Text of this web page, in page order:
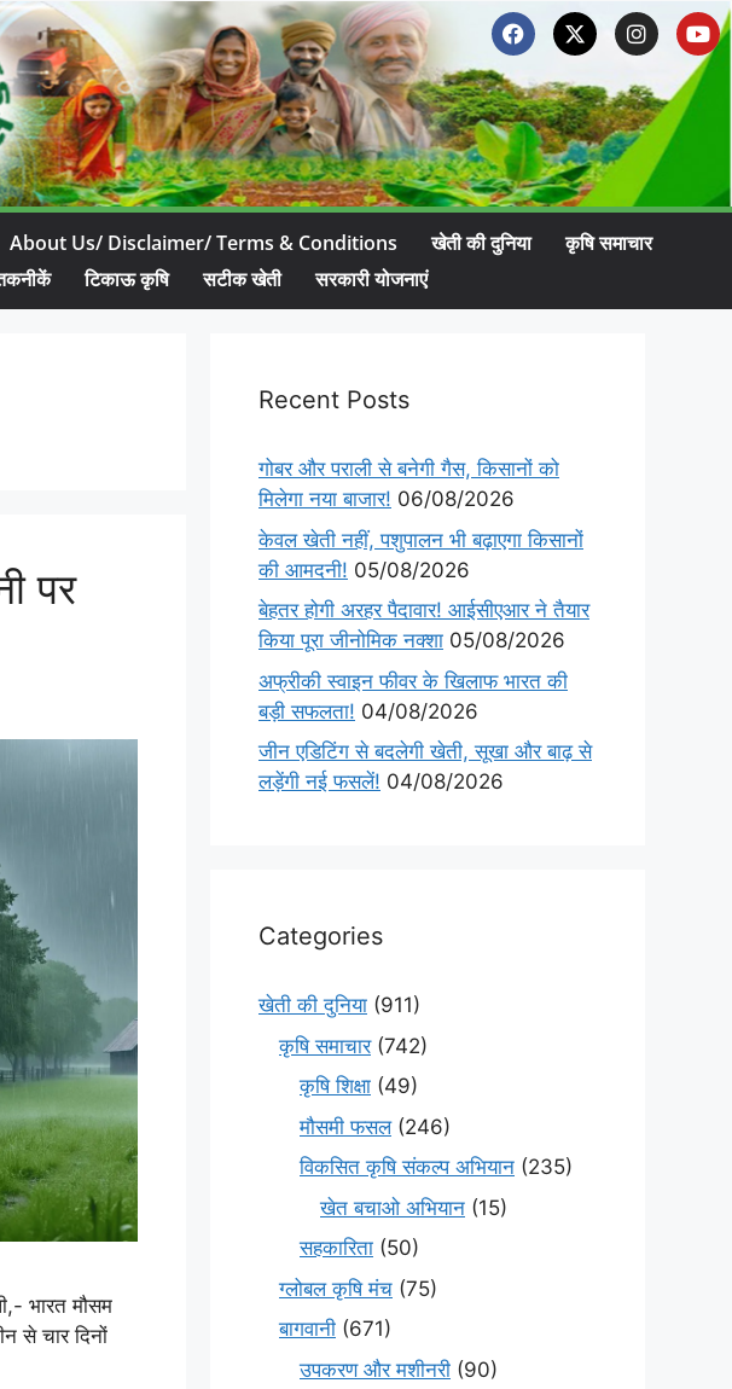
About Us/ Disclaimer/ Terms & Conditions खेती की दुनिया
कृषि समाचार
टिकाऊ कृषि सटीक खेती सरकारी योजनाएं
पर
भारत मौसम
से चार दिनों
Recent Posts
गोबर और पराली से बनेगी गैस, किसानों को
मिलेगा नया बाजार! 06/08/2026
केवल खेती नहीं, पशुपालन भी बढ़ाएगा किसानों
की आमदनी! 05/08/2026
बेहतर होगी अरहर पैदावार! आईसीएआर ने तैयार
किया पूरा जीनोमिक नक्शा 05/08/2026
अफ्रीकी स्वाइन फीवर के खिलाफ भारत की
बड़ी सफलता! 04/08/2026
जीन एडिटिंग से बदलेगी खेती, सूखा और बाढ़ से
लड़ेंगी नई फसलें! 04/08/2026
Categories
खेती की दुनिया (911)
कृषि समाचार(742)
कृषि शिक्षा (49)
मौसमी फसल(246)
विकसित कृषि संकल्प अभियान (235)
खेत बचाओ अभियान (15)
सहकारिता (50)
ग्लोबल कृषि मंच (75)
बागवानी (671)
उपकरण और मशीनरी (90)